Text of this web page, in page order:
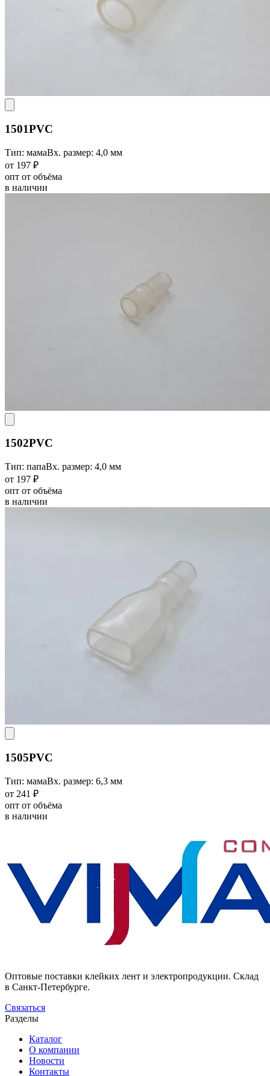
1501PVC
Тип: мамаВх. размер: 4,0 мм
от 197 ₽
опт от объёма
в наличии
1502PVC
Тип: папаВх. размер: 4,0 мм
от 197 ₽
опт от объёма
в наличии
1505PVC
Тип: мамаВх. размер: 6,3 мм
от 241 ₽
опт от объёма
в наличии
Оптовые поставки клейких лент и электропродукции. Склад
в Санкт-Петербурге.
Связаться
Разделы
Каталог
О компании
Новости
Контакты